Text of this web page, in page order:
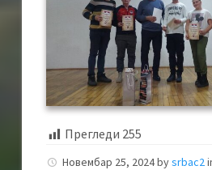
Прегледи 255
Новембар 25, 2024bysrbac2